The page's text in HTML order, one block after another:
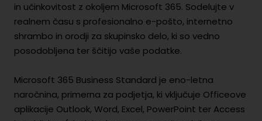
in učinkovitost z okoljem Microsoft 365. Sodelujte v
realnem času s profesionalno e-pošto, internetno
shrambo in orodji za skupinsko delo, ki so vedno
posodobljena ter ščitijo vaše podatke.
Microsoft 365 Business Standard je eno-letna
naročnina, primerna za podjetja, ki vključuje Officeove
aplikacije Outlook, Word, Excel, PowerPoint ter Access